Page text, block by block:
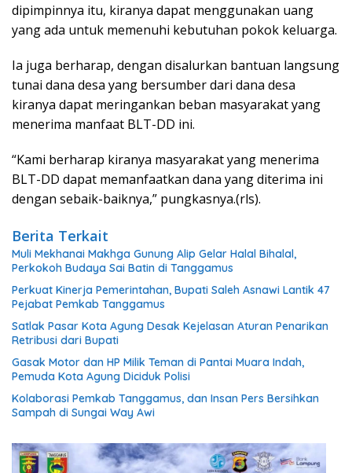
dipimpinnya itu, kiranya dapat menggunakan uang
yang ada untuk memenuhi kebutuhan pokok keluarga.
Ia juga berharap, dengan disalurkan bantuan langsung
tunai dana desa yang bersumber dari dana desa
kiranya dapat meringankan beban masyarakat yang
menerima manfaat BLT-DD ini.
“Kami berharap kiranya masyarakat yang menerima
BLT-DD dapat memanfaatkan dana yang diterima ini
dengan sebaik-baiknya,” pungkasnya.(rls).
Berita Terkait
Muli Mekhanai Makhga Gunung Alip Gelar Halal Bihalal,
Perkokoh Budaya Sai Batin di Tanggamus
Perkuat Kinerja Pemerintahan, Bupati Saleh Asnawi Lantik 47
Pejabat Pemkab Tanggamus
Satlak Pasar Kota Agung Desak Kejelasan Aturan Penarikan
Retribusi dari Bupati
Gasak Motor dan HP Milik Teman di Pantai Muara Indah,
Pemuda Kota Agung Diciduk Polisi
Kolaborasi Pemkab Tanggamus, dan Insan Pers Bersihkan
Sampah di Sungai Way Awi